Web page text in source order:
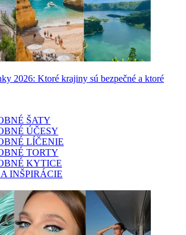
2026: Ktoré krajiny sú bezpečné a ktoré
ŠATY
ÚČESY
LÍČENIE
TORTY
KYTICE
INŠPIRÁCIE